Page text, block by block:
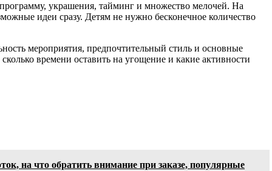
украшения, тайминг и множество мелочей. На
идеи сразу. Детям не нужно бесконечное количество
мероприятия, предпочтительный стиль и основные
времени оставить на угощение и какие активности
на что обратить внимание при заказе, популярные